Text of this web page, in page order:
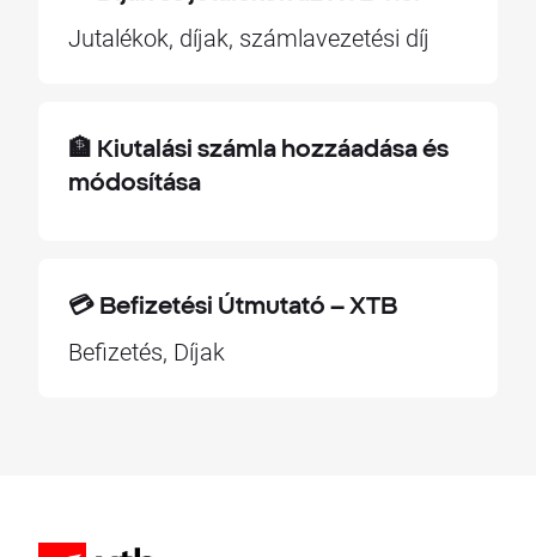
Jutalékok, díjak, számlavezetési díj
🏦 Kiutalási számla hozzáadása és
módosítása
💳 Befizetési Útmutató – XTB
Befizetés, Díjak